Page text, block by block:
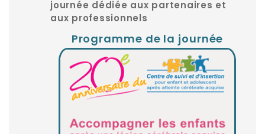
journée dédiée aux partenaires et
aux professionnels
Programme de la journée